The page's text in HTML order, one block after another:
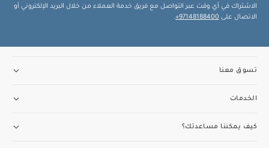
الاشتراك في أي وقت عبر التواصل مع فريق خدمة العملاء من خلال البريد الإلكتروني أو
الاتصال على 97148188400+
.
تسوق معنا
الخدمات
كيف يمكننا مساعدتك؟